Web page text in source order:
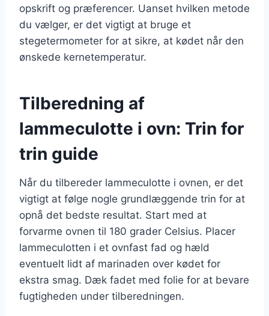
opskrift og præferencer. Uanset hvilken metode
du vælger, er det vigtigt at bruge et
stegetermometer for at sikre, at kødet når den
ønskede kernetemperatur.
Tilberedning af
lammeculotte i ovn: Trin for
trin guide
Når du tilbereder lammeculotte i ovnen, er det
vigtigt at følge nogle grundlæggende trin for at
opnå det bedste resultat. Start med at
forvarme ovnen til 180 grader Celsius. Placer
lammeculotten i et ovnfast fad og hæld
eventuelt lidt af marinaden over kødet for
ekstra smag. Dæk fadet med folie for at bevare
fugtigheden under tilberedningen.